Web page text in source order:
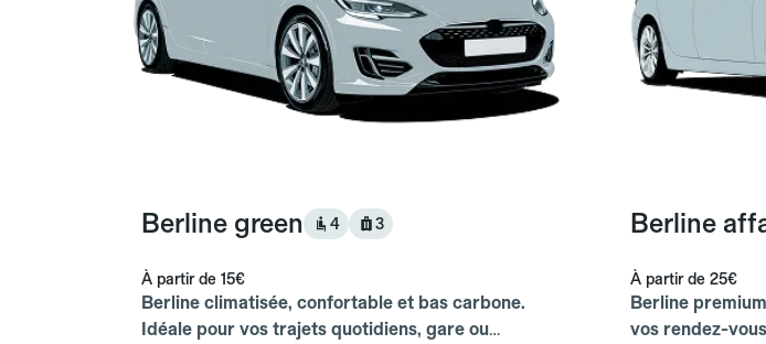
Berline green 4 3
À partir de 15€
Berline climatisée, confortable et bas carbone.
Idéale pour vos trajets quotidiens, gare ou
Berline
À partir de 25€
Berline
vos rendez-